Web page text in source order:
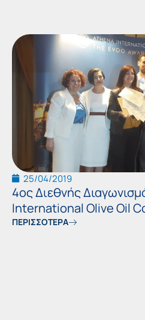
25/04/2019
4ος Διεθνής
International Olive Oil
ΠΕΡΙΣΣΟΤΕΡΑ